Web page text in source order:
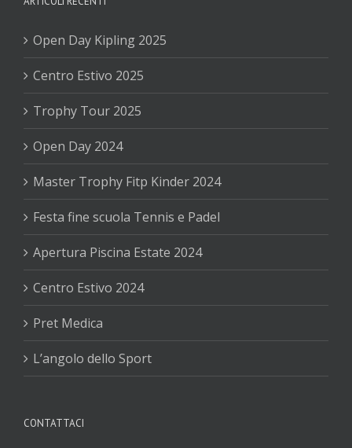
Open Day Kipling 2025
Centro Estivo 2025
Trophy Tour 2025
Open Day 2024
Master Trophy Fitp Kinder 2024
Festa fine scuola Tennis e Padel
Apertura Piscina Estate 2024
Centro Estivo 2024
Pret Medica
L’angolo dello Sport
CONTATTACI